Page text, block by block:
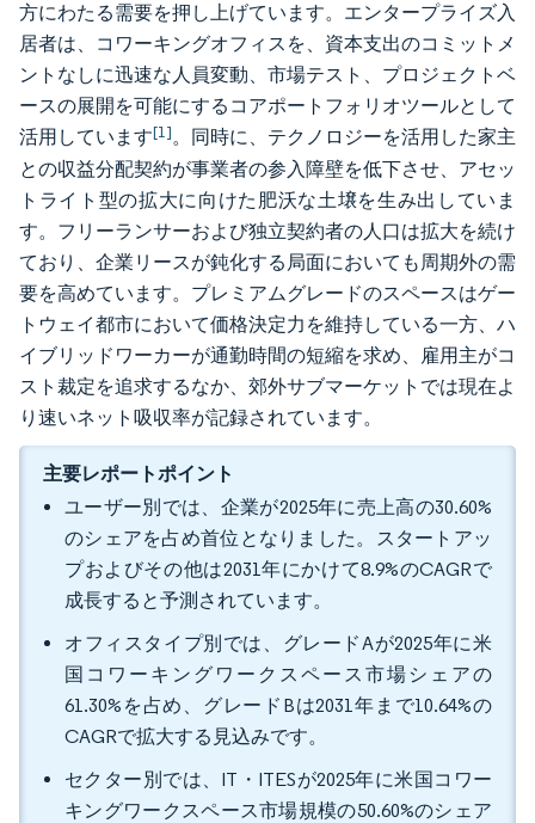
方にわたる需要を押し上げています。エンタープライズ入
居者は、コワーキングオフィスを、資本支出のコミットメ
ントなしに迅速な人員変動、市場テスト、プロジェクトベ
ースの展開を可能にするコアポートフォリオツールとして
活用しています[1]。同時に、テクノロジーを活用した家主
との収益分配契約が事業者の参入障壁を低下させ、アセッ
トライト型の拡大に向けた肥沃な土壌を生み出していま
す。フリーランサーおよび独立契約者の人口は拡大を続け
ており、企業リースが鈍化する局面においても周期外の需
要を高めています。プレミアムグレードのスペースはゲー
トウェイ都市において価格決定力を維持している一方、ハ
イブリッドワーカーが通勤時間の短縮を求め、雇用主がコ
スト裁定を追求するなか、郊外サブマーケットでは現在よ
り速いネット吸収率が記録されています。
主要レポートポイント
ユーザー別では、企業が2025年に売上高の30.60%
のシェアを占め首位となりました。スタートアッ
プおよびその他は2031年にかけて8.9%のCAGRで
成長すると予測されています。
オフィスタイプ別では、グレードAが2025年に米
国コワーキングワークスペース市場シェアの
61.30%を占め、グレードBは2031年まで10.64%の
CAGRで拡大する見込みです。
セクター別では、IT・ITESが2025年に米国コワー
キングワークスペース市場規模の50.60%のシェア